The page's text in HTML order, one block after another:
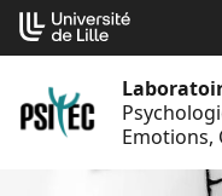
Aller
au
Emotions,
Cookies management